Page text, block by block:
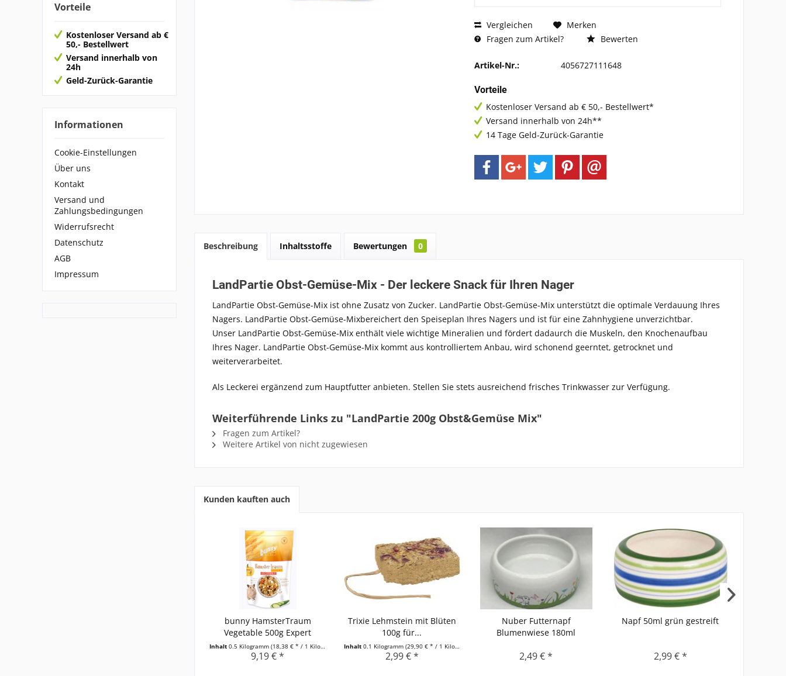
Vorteile
Kostenloser Versand ab €
50,- Bestellwert
Versand innerhalb von
24h
Geld-Zurück-Garantie
Informationen
Cookie-Einstellungen
Über uns
Kontakt
Versand und
Zahlungsbedingungen
Widerrufsrecht
Datenschutz
AGB
Impressum
Vergleichen
Merken
Fragen zum Artikel?
Bewerten
Artikel-Nr.: 4056727111648
Vorteile
Kostenloser Versand ab € 50,- Bestellwert*
Versand innerhalb von 24h**
14 Tage Geld-Zurück-Garantie
Beschreibung Inhaltsstoffe Bewertungen 0
LandPartie Obst-Gemüse-Mix - Der leckere Snack für Ihren Nager
LandPartie Obst-Gemüse-Mix ist ohne Zusatz von Zucker. LandPartie Obst-Gemüse-Mix unterstützt die optimale Verdauung Ihres
Nagers. LandPartie Obst-Gemüse-Mixbereichert den Speiseplan Ihres Nagers und ist für eine Zahnhygiene unverzichtbar.
Unser LandPartie Obst-Gemüse-Mix enthält viele wichtige Mineralien und fördert dadaurch die Muskeln, den Knochenaufbau
Ihres Nager. LandPartie Obst-Gemüse-Mix kommt aus kontrolliertem Anbau, wird schonend geerntet, getrocknet und
weiterverarbeitet.
Als Leckerei ergänzend zum Hauptfutter anbieten. Stellen Sie stets ausreichend frisches Trinkwasser zur Verfügung.
Weiterführende Links zu "LandPartie 200g Obst&Gemüse Mix"
Fragen zum Artikel?
Weitere Artikel von nicht zugewiesen
Kunden kauften auch
bunny HamsterTraum
Vegetable 500g Expert
Inhalt 0.5 Kilogramm (18,38 € * / 1 Kilogramm)
9,19 € *
Trixie Lehmstein mit Blüten
100g für...
Inhalt 0.1 Kilogramm (29,90 € * / 1 Kilogramm)
2,99 € *
Nuber Futternapf
Blumenwiese 180ml
2,49 € *
Napf 50ml grün gestreift
2,99 € *